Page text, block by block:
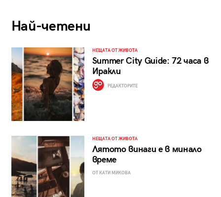
Най-четени
НЕЩАТА ОТ ЖИВОТА
Summer City Guide: 72 часа в
Иракли
РЕДАКТОРИТЕ
НЕЩАТА ОТ ЖИВОТА
Лятото винаги е в минало
време
ОТ КАТИ МИКОВА